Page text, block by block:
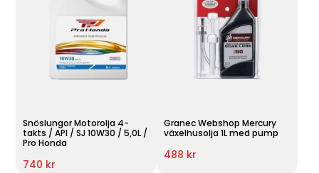
Snöslungor Motorolja 4-
takts / API / SJ 10W30 / 5,0L /
Pro Honda
740 kr
Granec Webshop Mercury
växelhusolja 1L med pump
488 kr